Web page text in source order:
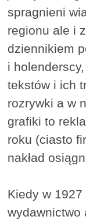
spragnieni
regionu ale i
dziennikiem
i holenderscy,
tekstów i ich
rozrywki a w
grafiki to
roku (ciasto
nakład
Kiedy w 1927
wydawnictwo